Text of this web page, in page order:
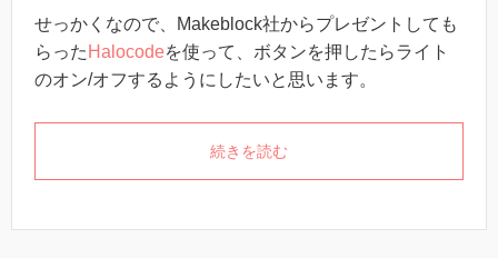
せっかくなので、Makeblock社からプレゼントしても
らった Halocodeを使って、ボタンを押したらライト
のオン/オフするようにしたいと思います。
続きを読む